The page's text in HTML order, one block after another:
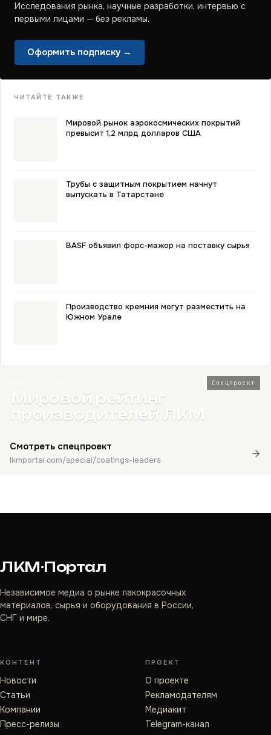
Исследования рынка, научные разработки, интервью с
первыми лицами — без рекламы.
Оформить подписку →
ЧИТАЙТЕ ТАКЖЕ
Мировой рынок аэрокосмических покрытий
превысит 1,2 млрд долларов США
Трубы с защитным покрытием начнут
выпускать в Татарстане
BASF объявил форс-мажор на поставку сырья
Производство кремния могут разместить на
Южном Урале
Спецпроект
Мировой рейтинг
производителей ЛКМ
Смотреть спецпроект
lkmportal.com/special/coatings-leaders
ЛКМ·Портал
Независимое медиа о рынке лакокрасочных
материалов, сырья и оборудования в России,
СНГ и мире.
КОНТЕНТ
Новости
Статьи
Компании
Пресс-релизы
ПРОЕКТ
О проекте
Рекламодателям
Медиакит
Telegram-канал